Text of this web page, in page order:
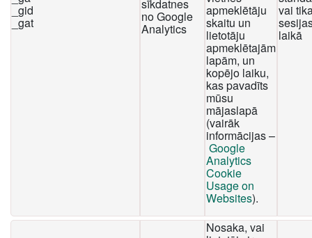
_gid
_gat
sīkdatnes
no Google
Analytics
apmeklētāju
skaitu un
lietotāju
apmeklētajām
lapām, un
kopējo laiku,
kas pavadīts
mūsu
mājaslapā
(vairāk
informācijas –
Google
Analytics
Cookie
Usage on
Websites).
vai
laikā
Nosaka, vai